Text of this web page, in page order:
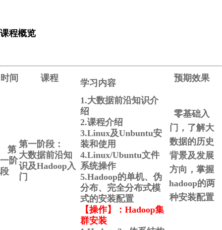
课程概览
时间 课程 学习内容 预期效果
第
一阶
段
第一阶段：
大数据前沿知
识及Hadoop入
门
1.大数据前沿知识介
绍
2.课程介绍
3.Linux及Unbuntu安
装和使用
4.Linux/Ubuntu文件
系统操作
5.Hadoop的单机、伪
分布、完全分布式模
式的安装配置
【操作】：Hadoop集
群安装
零基础入
门，了解大
数据的历史
背景及发展
方向，掌握
hadoop的两
种安装配置